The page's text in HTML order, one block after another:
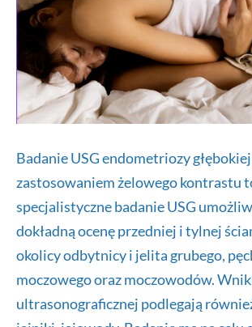
Badanie USG endometriozy głębokiej
zastosowaniem żelowego kontrastu
specjalistyczne badanie USG
dokładną ocenę przedniej i tylnej
okolicy odbytnicy i jelita grubego,
moczowego oraz moczowodów.
ultrasonograficznej podlegają